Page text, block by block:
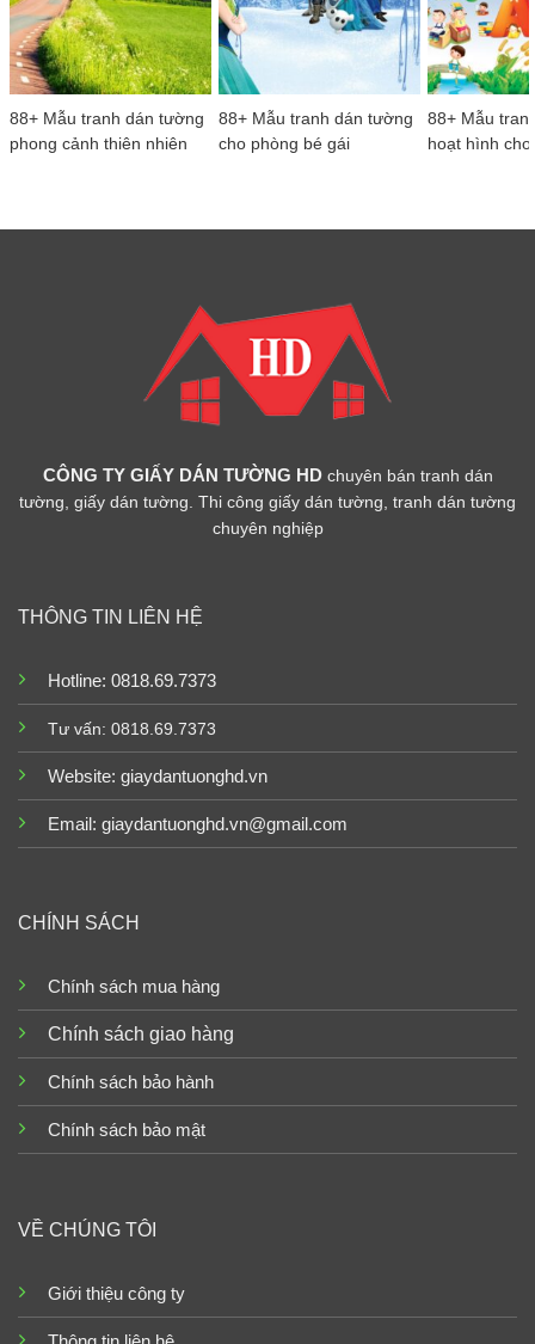
88+ Mẫu tranh dán tường
phong cảnh thiên nhiên
88+ Mẫu tranh dán tường
cho phòng bé gái
88+ Mẫu
hoạt hình
CÔNG TY GIẤY DÁN TƯỜNG HD chuyên bán tranh dán
tường, giấy dán tường. Thi công giấy dán tường, tranh dán tường
chuyên nghiệp
THÔNG TIN LIÊN HỆ
Hotline: 0818.69.7373
Tư vấn: 0818.69.7373
Website: giaydantuonghd.vn
Email: giaydantuonghd.vn@gmail.com
CHÍNH SÁCH
Chính sách mua hàng
Chính sách giao hàng
Chính sách bảo hành
Chính sách bảo mật
VỀ CHÚNG TÔI
Giới thiệu công ty